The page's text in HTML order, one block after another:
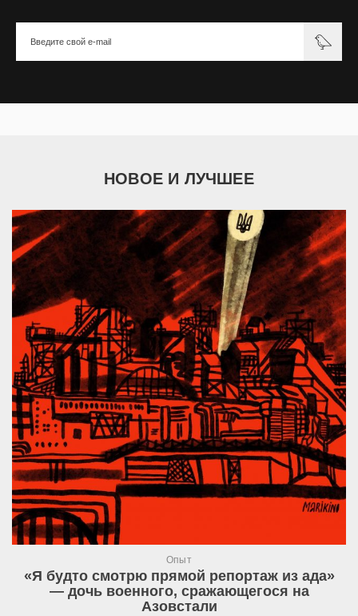
НОВОЕ И ЛУЧШЕЕ
Опыт
«Я будто смотрю прямой репортаж из ада»
— дочь военного, сражающегося на
Азовстали